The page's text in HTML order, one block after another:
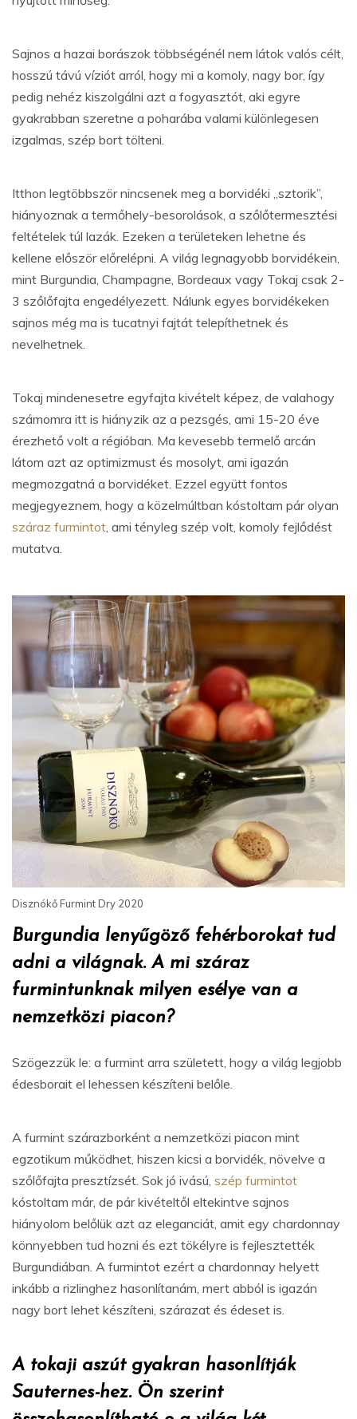
Sajnos a hazai borászok többségénél nem látok valós célt,
hosszú távú víziót arról, hogy mi a komoly, nagy bor, így
pedig nehéz kiszolgálni azt a fogyasztót, aki egyre
gyakrabban szeretne a poharába valami különlegesen
izgalmas, szép bort tölteni.
Itthon legtöbbször nincsenek meg a borvidéki „sztorik”,
hiányoznak a termőhely-besorolások, a szőlőtermesztési
feltételek túl lazák. Ezeken a területeken lehetne és
kellene először előrelépni. A világ legnagyobb borvidékein,
mint Burgundia, Champagne, Bordeaux vagy Tokaj csak 2-
3 szőlőfajta engedélyezett. Nálunk egyes borvidékeken
sajnos még ma is tucatnyi fajtát telepíthetnek és
nevelhetnek.
Tokaj mindenesetre egyfajta kivételt képez, de valahogy
számomra itt is hiányzik az a pezsgés, ami 15-20 éve
érezhető volt a régióban. Ma kevesebb termelő arcán
látom azt az optimizmust és mosolyt, ami igazán
megmozgatná a borvidéket. Ezzel együtt fontos
megjegyeznem, hogy a közelmúltban kóstoltam pár olyan
száraz furmintot, ami tényleg szép volt, komoly fejlődést
mutatva.
Disznókő Furmint Dry 2020
Burgundia lenyűgöző fehérborokat tud
adni a világnak. A mi száraz
furmintunknak milyen esélye van a
nemzetközi piacon?
Szögezzük le: a furmint arra született, hogy a világ legjobb
édesborait el lehessen készíteni belőle.
A furmint szárazborként a nemzetközi piacon mint
egzotikum működhet, hiszen kicsi a borvidék, növelve a
szőlőfajta presztízsét. Sok jó ivású, szép furmintot
kóstoltam már, de pár kivételtől eltekintve sajnos
hiányolom belőlük azt az eleganciát, amit egy chardonnay
könnyebben tud hozni és ezt tökélyre is fejlesztették
Burgundiában. A furmintot ezért a chardonnay helyett
inkább a rizlinghez hasonlítanám, mert abból is igazán
nagy bort lehet készíteni, szárazat és édeset is.
A tokaji aszút gyakran hasonlítják
Sauternes-hez. Ön szerint